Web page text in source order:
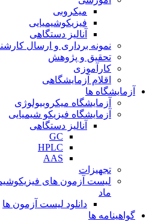
میکروبی
فیزیکوشیمیایی
آنالیز دستگاهی
نمونه برداری و ارسال
تحقیق و پژوهش
کارآموزی
اقلام آزمایشگاهی
آزمایشگاه ها
آزمایشگاه میکروبیولوژی
آزمایشگاه فیزیکو شیمیایی
آنالیز دستگاهی
GC
HPLC
AAS
تجهیزات
لیست آزمون های
ماد
دانلود لیست آزمون ها
گواهینامه ها